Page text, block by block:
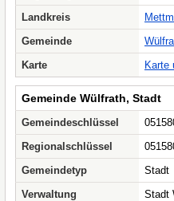
Landkreis
Gemeinde
Karte
Karte
Gemeinde Wülfrath, Stadt
Gemeindeschlüssel
Regionalschlüssel
Gemeindetyp
Stadt
Verwaltung
Stadt